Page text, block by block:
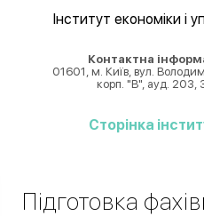
Інститут економіки і
Контактна
01601, м. Київ, вул.
корп. "В", ауд. 203,
Cторінка
Підготовка